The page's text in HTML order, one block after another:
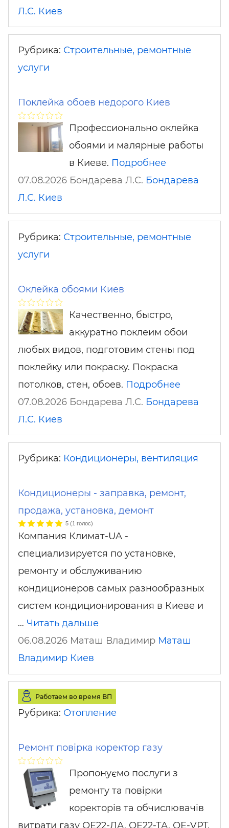
Л.С. Киев
Рубрика: Строительные, ремонтные
услуги
Поклейка обоев недорого Киев
Профессионально оклейка
обоями и малярные работы
в Киеве. Подробнее
07.08.2026 Бондарева Л.С. Бондарева
Л.С. Киев
Рубрика: Строительные, ремонтные
услуги
Оклейка обоями Киев
Качественно, быстро,
аккуратно поклеим обои
любых видов, подготовим стены под
поклейку или покраску. Покраска
потолков, стен, обоев. Подробнее
07.08.2026 Бондарева Л.С. Бондарева
Л.С. Киев
Рубрика: Кондиционеры, вентиляция
Кондиционеры - заправка, ремонт,
продажа, установка, демонт
5 (1 голос)
Компания Климат-UA -
специализируется по установке,
ремонту и обслуживанию
кондиционеров самых разнообразных
систем кондиционирования в Киеве и
… Читать дальше
06.08.2026 Маташ Владимир Маташ
Владимир Киев
Работаем во время ВП
Рубрика: Отопление
Ремонт повірка коректор газу
Пропонуємо послуги з
ремонту та повірки
коректорів та обчислювачів
витрати газу ОЕ22-ЛА, ОЕ22-ТА, ОЕ-VPT,